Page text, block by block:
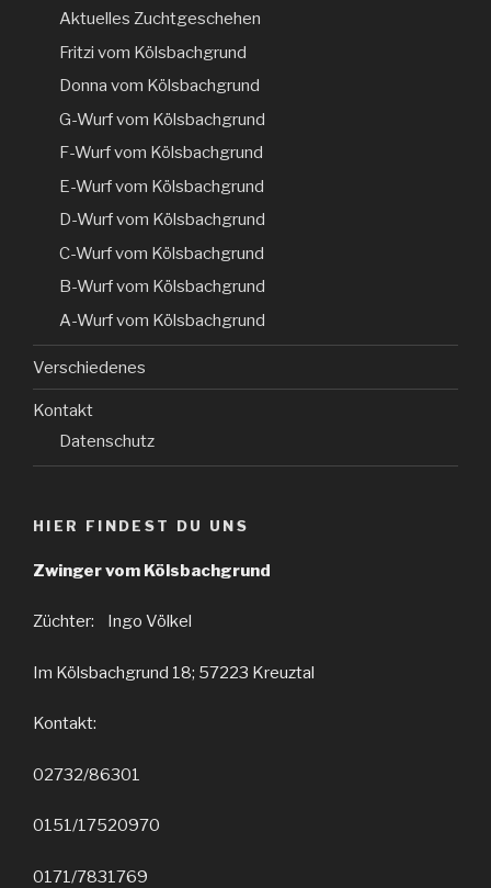
Aktuelles Zuchtgeschehen
Fritzi vom Kölsbachgrund
Donna vom Kölsbachgrund
G-Wurf vom Kölsbachgrund
F-Wurf vom Kölsbachgrund
E-Wurf vom Kölsbachgrund
D-Wurf vom Kölsbachgrund
C-Wurf vom Kölsbachgrund
B-Wurf vom Kölsbachgrund
A-Wurf vom Kölsbachgrund
Verschiedenes
Kontakt
Datenschutz
HIER FINDEST DU UNS
Zwinger vom Kölsbachgrund
Züchter: Ingo Völkel
Im Kölsbachgrund 18; 57223 Kreuztal
Kontakt:
02732/86301
0151/17520970
0171/7831769